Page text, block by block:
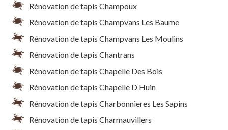
Rénovation de tapis Champoux
Rénovation de tapis Champvans Les Baume
Rénovation de tapis Champvans Les Moulins
Rénovation de tapis Chantrans
Rénovation de tapis Chapelle Des Bois
Rénovation de tapis Chapelle D Huin
Rénovation de tapis Charbonnieres Les Sapins
Rénovation de tapis Charmauvillers